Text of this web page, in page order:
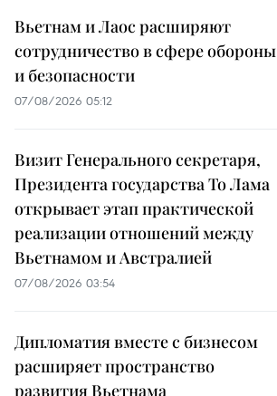
Вьетнам и Лаос расширяют
сотрудничество в сфере обороны
и безопасности
07/08/2026 05:12
Визит Генерального секретаря,
Президента государства То Лама
открывает этап практической
реализации отношений между
Вьетнамом и Австралией
07/08/2026 03:54
Дипломатия вместе с бизнесом
расширяет пространство
развития Вьетнама